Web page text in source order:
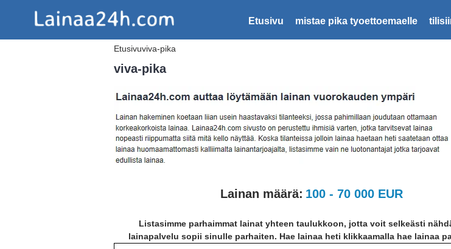
Etusivu mistae pika tyoettoemaelle
Etusivuviva-pika
viva-pika
Lainan määrä: 100 - 70 000 EUR
Listasimme parhaimmat lainat yhteen taulukkoon, jotta voit selkeästi
lainapalvelu sopii sinulle parhaiten. Hae lainaa heti klikkaamalla hae lainaa